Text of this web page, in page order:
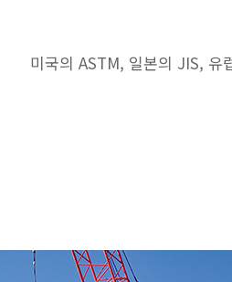
미국의 ASTM, 일본의 JIS, 유